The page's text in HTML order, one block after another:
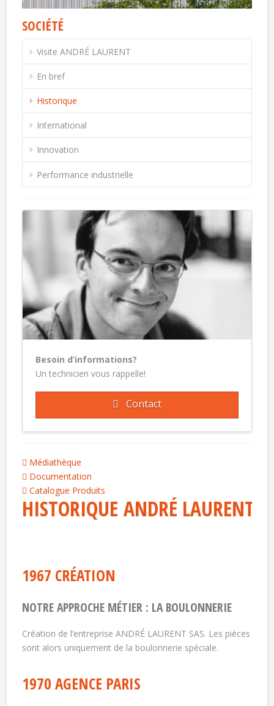
SOCIÉTÉ
Visite ANDRÉ LAURENT
En bref
Historique
International
Innovation
Performance industrielle
Besoin d’informations?
Un technicien vous rappelle!
Contact
Médiathèque
Documentation
Catalogue Produits
HISTORIQUE ANDRÉ LAURENT
1967 CRÉATION
NOTRE APPROCHE MÉTIER : LA BOULONNERIE
Création de l’entreprise ANDRÉ LAURENT SAS. Les pièces
sont alors uniquement de la boulonnerie spéciale.
1970 AGENCE PARIS